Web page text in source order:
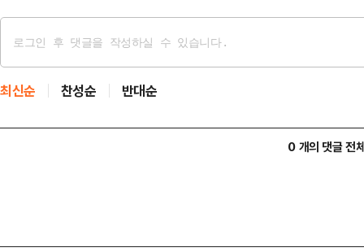
최신순 찬성순 반대순
0 개의 댓글 전